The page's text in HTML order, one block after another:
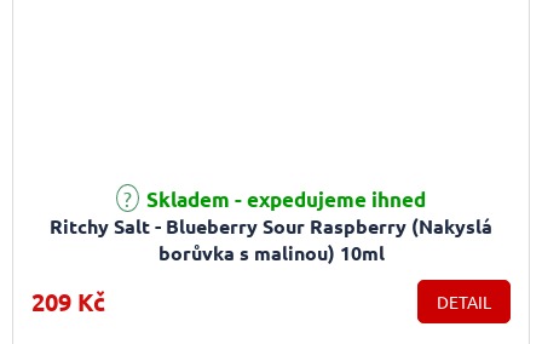
Ritchy Salt - Blueberry Sour Raspberry (Nakyslá
borůvka s malinou) 10ml
Skladem - expedujeme ihned
209 Kč DETAIL